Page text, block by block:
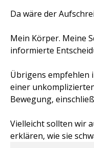
Da wäre der
Mein Körper. Meine
informierte
Übrigens empfehlen
einer
Bewegung,
Vielleicht sollten wir
erklären, wie sie